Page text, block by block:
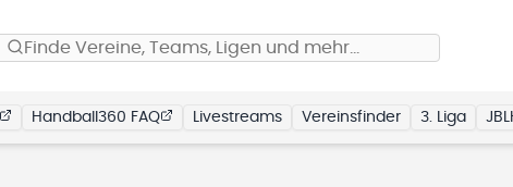
Finde Vereine, Teams, Ligen und mehr…
Handball360 FAQ Livestreams Vereinsfinder 3. Liga